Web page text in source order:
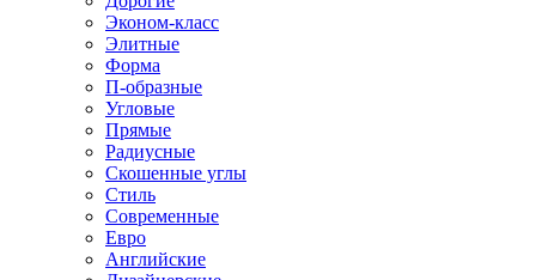
Эконом-класс
Элитные
Форма
П-образные
Угловые
Прямые
Радиусные
Скошенные углы
Стиль
Современные
Евро
Английские